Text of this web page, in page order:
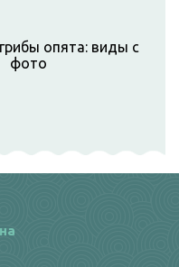
опята: виды с
фото